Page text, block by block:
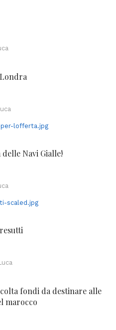
delle Navi Gialle!
fondi da destinare alle
marocco